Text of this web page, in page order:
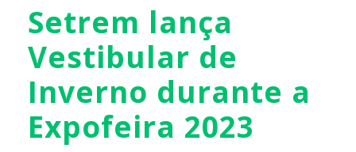
Setrem lança
Vestibular de
Inverno durante a
Expofeira 2023